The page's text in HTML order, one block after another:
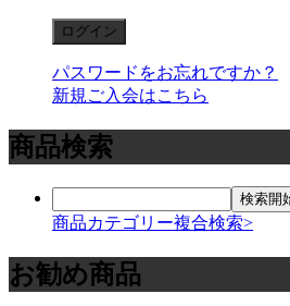
パスワードをお忘れですか？
新規ご入会はこちら
商品検索
商品カテゴリー複合検索>
お勧め商品